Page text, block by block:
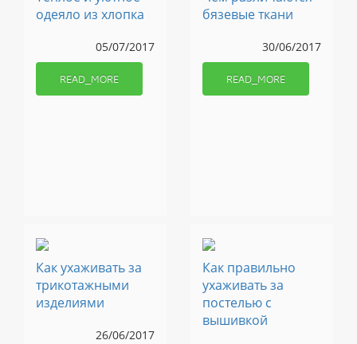
одеяло из хлопка
05/07/2017
READ_MORE
бязевые ткани
30/06/2017
READ_MORE
Как ухаживать за
трикотажными
изделиями
26/06/2017
Как правильно
ухаживать за
постелью с
вышивкой